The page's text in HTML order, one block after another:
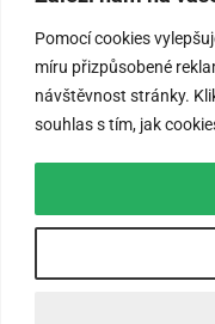
Pomocí cookies
míru přizpůsobené
návštěvnost stránky.
souhlas s tím, jak
FAQ – Často
Kontaktní údaje
Obchodní podmínky
Ochrana osobních
SLEDUJTE NÁS